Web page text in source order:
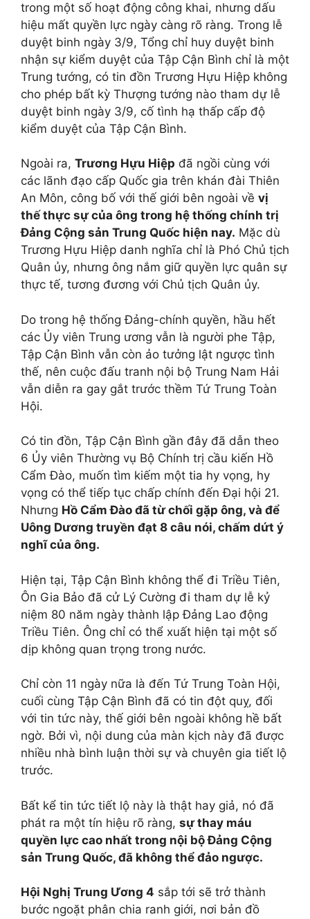
trong một số hoạt động công khai, nhưng dấu
hiệu mất quyền lực ngày càng rõ ràng. Trong lễ
duyệt binh ngày 3/9, Tổng chỉ huy duyệt binh
nhận sự kiểm duyệt của Tập Cận Bình chỉ là một
Trung tướng, có tin đồn Trương Hựu Hiệp không
cho phép bất kỳ Thượng tướng nào tham dự lễ
duyệt binh ngày 3/9, cố tình hạ thấp cấp độ
kiểm duyệt của Tập Cận Bình.
Ngoài ra, Trương Hựu Hiệp đã ngồi cùng với
các lãnh đạo cấp Quốc gia trên khán đài Thiên
An Môn, công bố với thế giới bên ngoài về vị
thế thực sự của ông trong hệ thống chính trị
Đảng Cộng sản Trung Quốc hiện nay. Mặc dù
Trương Hựu Hiệp danh nghĩa chỉ là Phó Chủ tịch
Quân ủy, nhưng ông nắm giữ quyền lực quân sự
thực tế, tương đương với Chủ tịch Quân ủy.
Do trong hệ thống Đảng-chính quyền, hầu hết
các Ủy viên Trung ương vẫn là người phe Tập,
Tập Cận Bình vẫn còn ảo tưởng lật ngược tình
thế, nên cuộc đấu tranh nội bộ Trung Nam Hải
vẫn diễn ra gay gắt trước thềm Tứ Trung Toàn
Hội.
Có tin đồn, Tập Cận Bình gần đây đã dẫn theo
6 Ủy viên Thường vụ Bộ Chính trị cầu kiến Hồ
Cẩm Đào, muốn tìm kiếm một tia hy vọng, hy
vọng có thể tiếp tục chấp chính đến Đại hội 21.
Nhưng Hồ Cẩm Đào đã từ chối gặp ông, và để
Uông Dương truyền đạt 8 câu nói, chấm dứt ý
nghĩ của ông.
Hiện tại, Tập Cận Bình không thể đi Triều Tiên,
Ôn Gia Bảo đã cử Lý Cường đi tham dự lễ kỷ
niệm 80 năm ngày thành lập Đảng Lao động
Triều Tiên. Ông chỉ có thể xuất hiện tại một số
dịp không quan trọng trong nước.
Chỉ còn 11 ngày nữa là đến Tứ Trung Toàn Hội,
cuối cùng Tập Cận Bình đã có tin đột quỵ, đối
với tin tức này, thế giới bên ngoài không hề bất
ngờ. Bởi vì, nội dung của màn kịch này đã được
nhiều nhà bình luận thời sự và chuyên gia tiết lộ
trước.
Bất kể tin tức tiết lộ này là thật hay giả, nó đã
phát ra một tín hiệu rõ ràng, sự thay máu
quyền lực cao nhất trong nội bộ Đảng Cộng
sản Trung Quốc, đã không thể đảo ngược.
Hội Nghị Trung Ương 4 sắp tới sẽ trở thành
bước ngoặt phân chia ranh giới, nơi bản đồ